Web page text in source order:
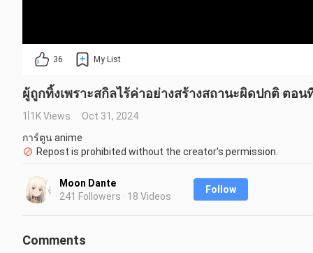
36 My List
ผู้ถูกทิ้งเพราะสกิลไร้ค่าอย่างสร้างสถานะผิดปกติ ตอน
1.1K Views
Oct 31, 2024
การ์ตูน anime
Repost is prohibited without the creator's permission.
Moon Dante
241 Followers · 18 Videos
Follow
Comments